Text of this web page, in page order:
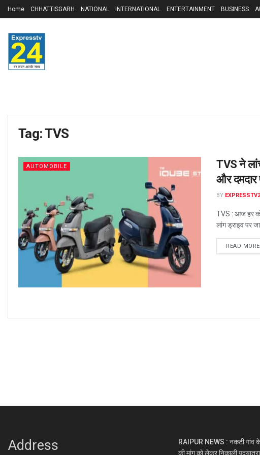
Home CHHATTISGARH NATIONAL INTERNATIONAL ENTERTAINMENT BUSINESS
Tag:TVS
AUTOMOBILE
TVS ने
और दमदार
BY
TVS : आज हर
लांग ड्राइव पर
READ MORE
Address
RAIPUR NEWS : नकटी गांव के
की मांग को लेकर निकाली